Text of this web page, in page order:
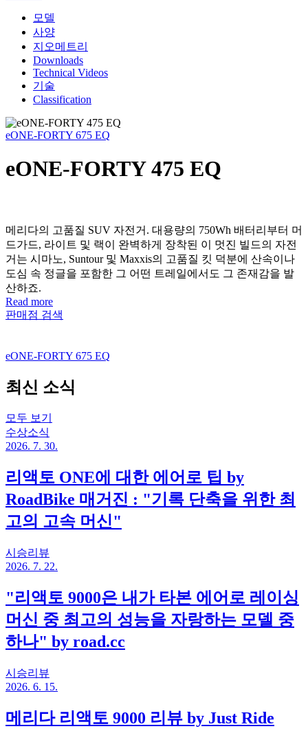
모델
사양
지오메트리
Downloads
Technical Videos
기술
Classification
eONE-FORTY 675 EQ
eONE-FORTY 475 EQ
메리다의 고품질 SUV 자전거. 대용량의 750Wh 배터리부터 머
드가드, 라이트 및 랙이 완벽하게 장착된 이 멋진 빌드의 자전
거는 시마노, Suntour 및 Maxxis의 고품질 킷 덕분에 산속이나
도심 속 정글을 포함한 그 어떤 트레일에서도 그 존재감을 발
산하죠.
Read more
판매점 검색
eONE-FORTY 675 EQ
최신 소식
모두 보기
수상소식
2026. 7. 30.
리액토 ONE에 대한 에어로 팁 by
RoadBike 매거진 : "기록 단축을 위한 최
고의 고속 머신"
시승리뷰
2026. 7. 22.
"리액토 9000은 내가 타본 에어로 레이싱
머신 중 최고의 성능을 자랑하는 모델 중
하나" by road.cc
시승리뷰
2026. 6. 15.
메리다 리액토 9000 리뷰 by Just Ride